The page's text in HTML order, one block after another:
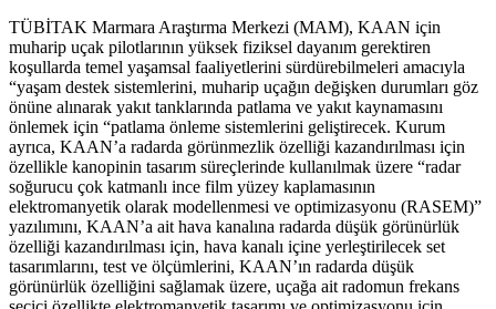
TÜBİTAK Marmara Araştırma Merkezi (MAM), KAAN için
muharip uçak pilotlarının yüksek fiziksel dayanım gerektiren
koşullarda temel yaşamsal faaliyetlerini sürdürebilmeleri amacıyla
“yaşam destek sistemlerini, muharip uçağın değişken durumları göz
önüne alınarak yakıt tanklarında patlama ve yakıt kaynamasını
önlemek için “patlama önleme sistemlerini geliştirecek. Kurum
ayrıca, KAAN’a radarda görünmezlik özelliği kazandırılması için
özellikle kanopinin tasarım süreçlerinde kullanılmak üzere “radar
soğurucu çok katmanlı ince film yüzey kaplamasının
elektromanyetik olarak modellenmesi ve optimizasyonu (RASEM)”
yazılımını, KAAN’a ait hava kanalına radarda düşük görünürlük
özelliği kazandırılması için, hava kanalı içine yerleştirilecek set
tasarımlarını, test ve ölçümlerini, KAAN’ın radarda düşük
görünürlük özelliğini sağlamak üzere, uçağa ait radomun frekans